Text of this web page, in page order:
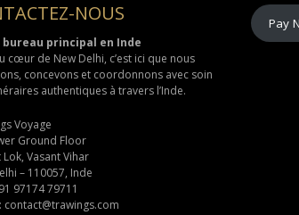
NOUS
principal en Inde
cœur de New Delhi, c’est ici que nous
concevons et coordonnons avec soin
authentiques à travers l’Inde.
Voyage
Ground Floor
Lok, Vasant Vihar
– 110057, Inde
97174 79711
contact@trawings.com
Pay